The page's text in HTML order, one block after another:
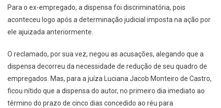
Para o ex-empregado, a dispensa foi discriminatória, pois
aconteceu logo após a determinação judicial imposta na ação por
ele ajuizada anteriormente.
O reclamado, por sua vez, negou as acusações, alegando que a
dispensa decorreu da necessidade de redução de seu quadro de
empregados. Mas, para a juíza Luciana Jacob Monteiro de Castro,
ficou nítido que a dispensa do autor, no primeiro dia imediato ao
término do prazo de cinco dias concedido ao réu para